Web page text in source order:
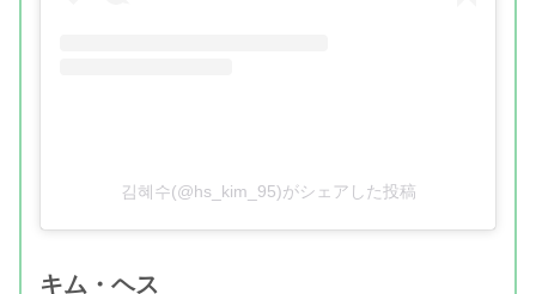
김혜수(@hs_kim_95)がシェアした投稿
キム・ヘス